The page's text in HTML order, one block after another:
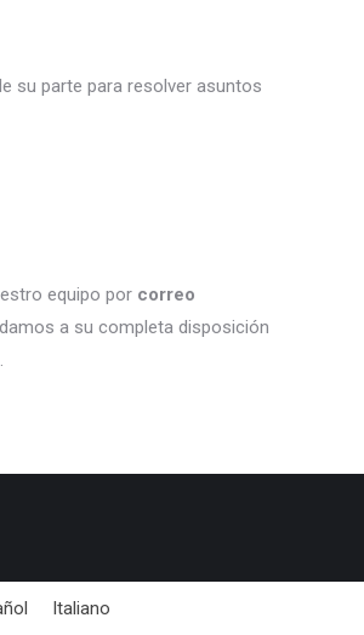
su parte para resolver asuntos
equipo por correo
a su completa disposición
Italiano